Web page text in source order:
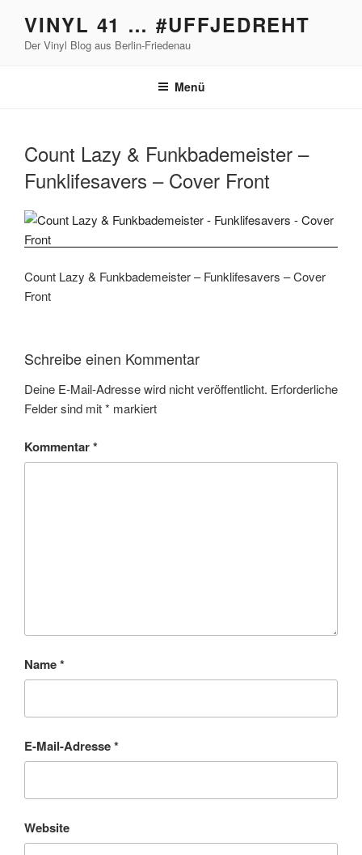
Inhalt
springen
VINYL 41 … #UFFJEDREHT
Der Vinyl Blog aus Berlin-Friedenau
Menü
Count Lazy & Funkbademeister –
Funklifesavers – Cover Front
Count Lazy & Funkbademeister – Funklifesavers – Cover
Front
Schreibe einen Kommentar
Deine E-Mail-Adresse wird nicht veröffentlicht. Erforderliche
Felder sind mit* markiert
Kommentar*
Name*
E-Mail-Adresse*
Website